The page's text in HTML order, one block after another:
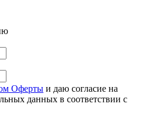
Оферты и даю согласие на
данных в соответствии с